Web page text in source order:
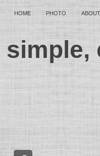
HOME PHOTO ABOUT
simple,